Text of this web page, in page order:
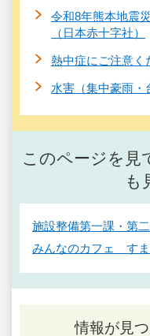
令和8年熊本地震
（日本赤十字社）
熱中症にご注意く
水害（集中豪雨・
このページを見
も
施設整備第一課・第
みんなのカフェ す
情報が見